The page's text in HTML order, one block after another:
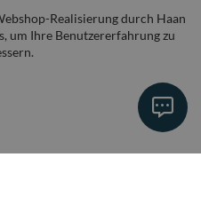
Realisierung durch Haan
um Ihre Benutzererfahrung zu